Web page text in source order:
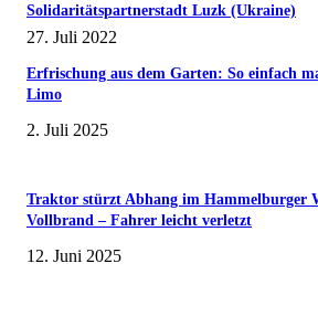
Solidaritätspartnerstadt Luzk (Ukraine)
27. Juli 2022
Erfrischung aus dem Garten: So einfach
Limo
2. Juli 2025
Traktor stürzt Abhang im Hammelburger
Vollbrand – Fahrer leicht verletzt
12. Juni 2025